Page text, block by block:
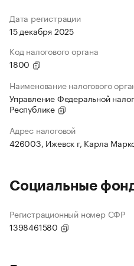
Дата регистрации
15 декабря 2025
Код налогового органа
1800
Наименование налогового
Управление Федеральной
Республике
Адрес налоговой
426003, Ижевск г, Карла
Социальные
Регистрационный номер СФР
1398461580